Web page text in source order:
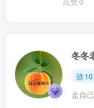
网店，侵犯我公司
他人在同一商品上
在类似商品上使用
冬冬
10